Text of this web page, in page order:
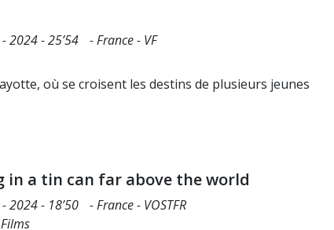
2024 - 25’54 - France - VF
où se croisent les destins de plusieurs jeunes
in a tin can far above the world
- 18’50 - France - VOSTFR